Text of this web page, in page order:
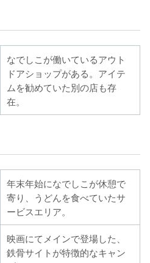
なでしこが働いているアウト
ドアショップがある。アイテ
ムを勧めていた別の店も存
在。
年末年始になでしこが休憩で
寄り、うどんを食べていたサ
ービスエリア。
映画にてメインで登場した、
鉄骨サイトが特徴的なキャン